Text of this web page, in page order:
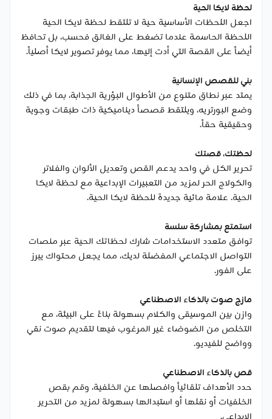
لحظة لايكا الحية
اجعل اللحظات الأساسية حية لا تلتقط لحظة لايكا الحية
اللحظة الحاسمة عندما تضغط على الغالق فحسب، بل تحافظ
أيضاً على القصة التي أدت إليها، مما يوفر تصوير لايكا أصلياً.
بني للقصص الإنسانية
يمتد عبر نطاق متنوع من الأطوال البؤرية الجذابة، بما في ذلك
وضع البورتريه، ويلتقط قصصاً ديناميكية ذات طبقات وجوية
وحقيقية حقاً.
لحظتك، قصتك
تحرير الكل في واحد يدعم القص وتعديل الألوان والفلاتر
والكولاج الحر لمزيد من التعبيرات الإبداعية مع لحظة لايكا
الحية. علامة مائية جديدة للحظة لايكا الحية.
استمتع بمشاركة سلسة
توافق متعدد الاستخدامات شارك لحظاتك الحية عبر منصات
التواصل الاجتماعي المفضلة لديك، مما يجعل محتواك يبرز
على الفور.
مازج صوت بالذكاء الاصطناعي
وازن بين الموسيقى والكلام بسهولة بناءً على البيئة، مع
التخلص من الضوضاء غير المرغوب فيها لتقديم صوت نقي
وواضح للفيديو.
قص بالذكاء الاصطناعي
حدد الأهداف تلقائياً وافصلها عن الخلفية، وقم بقص
الخلفيات أو نقلها أو استبدالها بسهولة لمزيد من التحرير